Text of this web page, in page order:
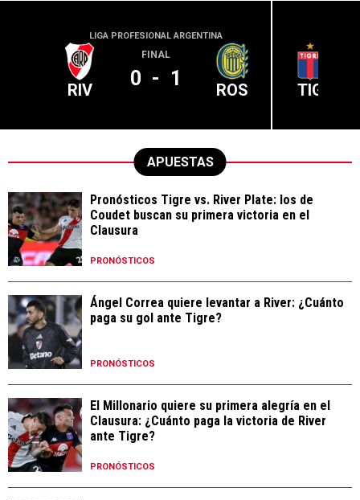
LIGA PROFESIONAL ARGENTINA
RIV
FINAL
0 - 1 ROS TIG
APUESTAS
Pronósticos Tigre vs. River Plate: los de
Coudet buscan su primera victoria en el
Clausura
PRONÓSTICOS
Ángel Correa quiere levantar a River: ¿Cuánto
paga su gol ante Tigre?
PRONÓSTICOS
El Millonario quiere su primera alegría en el
Clausura: ¿Cuánto paga la victoria de River
ante Tigre?
PRONÓSTICOS